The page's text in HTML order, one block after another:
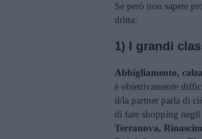
Se però non sapete
dritta:
1) I grandi
Abbigliamento,
è obiettivamente
il/la partner parla di
di fare shopping
Terranova,